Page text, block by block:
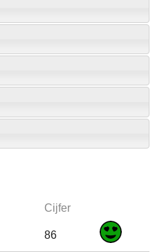
Cijfer
86